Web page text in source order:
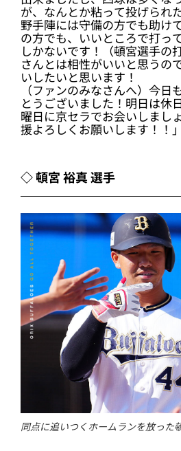
が、なんとか粘って投げられ
野手陣には守備の方でも助け
の方でも、いいところで打っ
しかないです！（頓宮選手の
さんとは相性がいいと思うの
いしたいと思います！
（ファンのみなさんへ）今日
とうございました！明日は休
曜日に京セラでお会いしまし
援よろしくお願いします！！」
◇ 頓宮 裕真 選手
同点に追いつくホームランを放った